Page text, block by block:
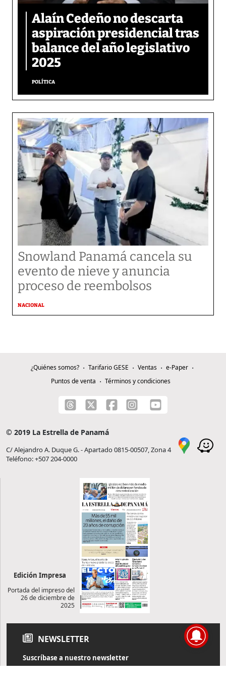
Alaín Cedeño no descarta
aspiración presidencial tras
balance del año legislativo
2025
POLÍTICA
Snowland Panamá cancela su
evento de nieve y anuncia
proceso de reembolsos
NACIONAL
¿Quiénes somos? Tarifario GESE Ventas
e-Paper
Puntos de venta
Términos y condiciones
© 2019 La Estrella de Panamá
C/ Alejandro A. Duque G. - Apartado 0815-00507, Zona 4
Teléfono: +507 204-0000
Edición Impresa
Portada del impreso del
26 de diciembre de
2025
NEWSLETTER
Suscríbase a nuestro newsletter
Reciba diariamente información de actualidad directamente en